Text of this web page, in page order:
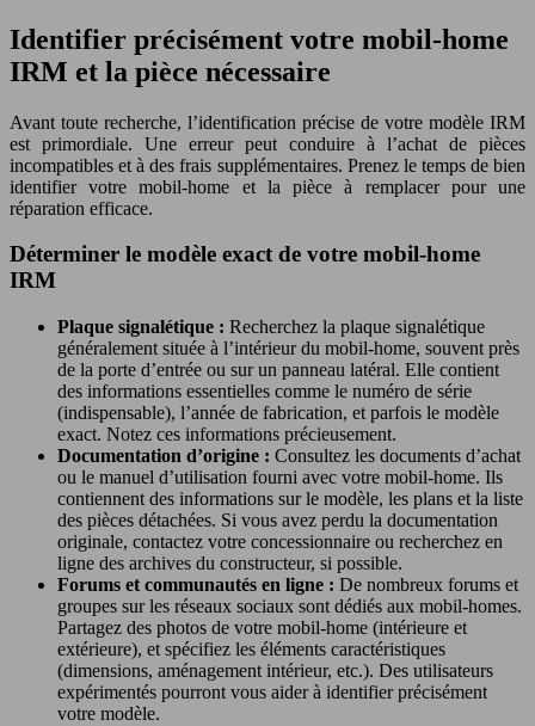
Identifier précisément votre mobil-home
IRM et la pièce nécessaire
Avant toute recherche, l’identification précise de votre modèle IRM
est primordiale. Une erreur peut conduire à l’achat de pièces
incompatibles et à des frais supplémentaires. Prenez le temps de bien
identifier votre mobil-home et la pièce à remplacer pour une
réparation efficace.
Déterminer le modèle exact de votre mobil-home
IRM
Plaque signalétique : Recherchez la plaque signalétique
généralement située à l’intérieur du mobil-home, souvent près
de la porte d’entrée ou sur un panneau latéral. Elle contient
des informations essentielles comme le numéro de série
(indispensable), l’année de fabrication, et parfois le modèle
exact. Notez ces informations précieusement.
Documentation d’origine : Consultez les documents d’achat
ou le manuel d’utilisation fourni avec votre mobil-home. Ils
contiennent des informations sur le modèle, les plans et la liste
des pièces détachées. Si vous avez perdu la documentation
originale, contactez votre concessionnaire ou recherchez en
ligne des archives du constructeur, si possible.
Forums et communautés en ligne : De nombreux forums et
groupes sur les réseaux sociaux sont dédiés aux mobil-homes.
Partagez des photos de votre mobil-home (intérieure et
extérieure), et spécifiez les éléments caractéristiques
(dimensions, aménagement intérieur, etc.). Des utilisateurs
expérimentés pourront vous aider à identifier précisément
votre modèle.